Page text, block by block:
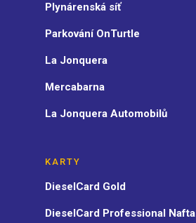
Plynárenská síť
Parkování OnTurtle
La Jonquera
Mercabarna
La Jonquera Automobilů
KARTY
DieselCard Gold
DieselCard Professional Nafta